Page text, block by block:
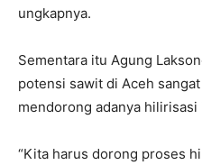
ungkapnya.
Sementara itu Agung
potensi sawit di Aceh
mendorong adanya
“Kita harus dorong proses